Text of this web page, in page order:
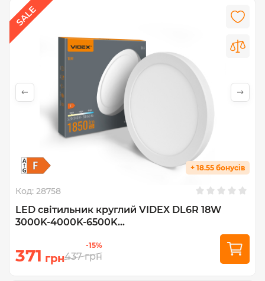
+ 18.55 бонусів
Код: 28758
LED світильник круглий VIDEX DL6R 18W
3000K-4000K-6500K...
371 грн
-15%
437 грн